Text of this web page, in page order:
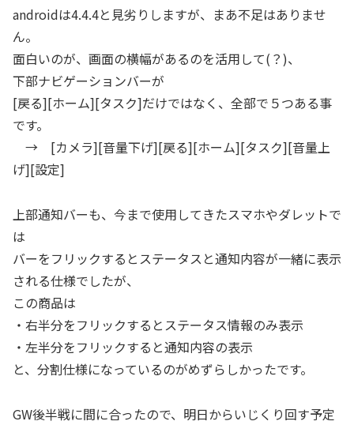
androidは4.4.4と見劣りしますが、まあ不足はありませ
ん。
面白いのが、画面の横幅があるのを活用して(？)、
下部ナビゲーションバーが
[戻る][ホーム][タスク]だけではなく、全部で５つある事
です。
→ [カメラ][音量下げ][戻る][ホーム][タスク][音量上
げ][設定]
上部通知バーも、今まで使用してきたスマホやダレットで
は
バーをフリックするとステータスと通知内容が一緒に表示
される仕様でしたが、
この商品は
・右半分をフリックするとステータス情報のみ表示
・左半分をフリックすると通知内容の表示
と、分割仕様になっているのがめずらしかったです。
GW後半戦に間に合ったので、明日からいじくり回す予定